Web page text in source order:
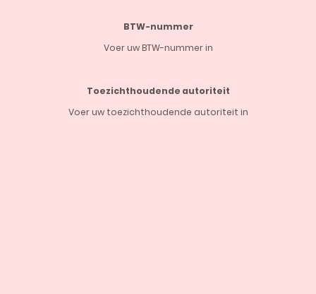
BTW-nummer
Voer uw BTW-nummer in
Toezichthoudende autoriteit
Voer uw toezichthoudende autoriteit in